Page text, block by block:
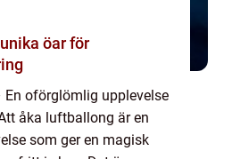
öar för
oförglömlig upplevelse
åka luftballong är en
som ger en magisk